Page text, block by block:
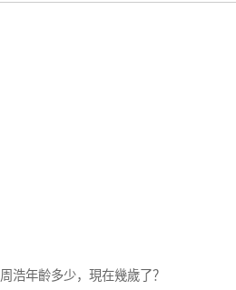
周浩年齡多少，現在幾歲了？